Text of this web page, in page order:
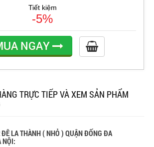
Tiết kiệm
-5%
NGAY
TRỰC TIẾP VÀ XEM SẢN PHẨM
LA THÀNH ( NHỎ ) QUẬN ĐỐNG ĐA
NỘI: